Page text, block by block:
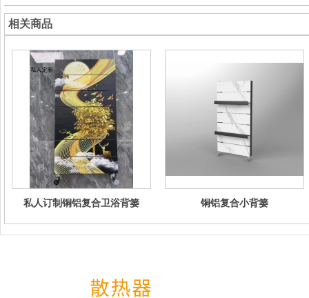
相关商品
私人订制铜铝复合卫浴背篓 铜铝复合小背篓